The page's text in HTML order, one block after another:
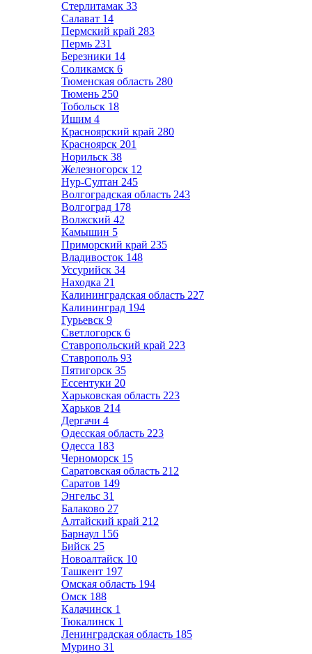
Стерлитамак 33
Салават 14
Пермский край 283
Пермь 231
Березники 14
Соликамск 6
Тюменская область 280
Тюмень 250
Тобольск 18
Ишим 4
Красноярский край 280
Красноярск 201
Норильск 38
Железногорск 12
Нур-Султан 245
Волгоградская область 243
Волгоград 178
Волжский 42
Камышин 5
Приморский край 235
Владивосток 148
Уссурийск 34
Находка 21
Калининградская область 227
Калининград 194
Гурьевск 9
Светлогорск 6
Ставропольский край 223
Ставрополь 93
Пятигорск 35
Ессентуки 20
Харьковская область 223
Харьков 214
Дергачи 4
Одесская область 223
Одесса 183
Черноморск 15
Саратовская область 212
Саратов 149
Энгельс 31
Балаково 27
Алтайский край 212
Барнаул 156
Бийск 25
Новоалтайск 10
Ташкент 197
Омская область 194
Омск 188
Калачинск 1
Тюкалинск 1
Ленинградская область 185
Мурино 31